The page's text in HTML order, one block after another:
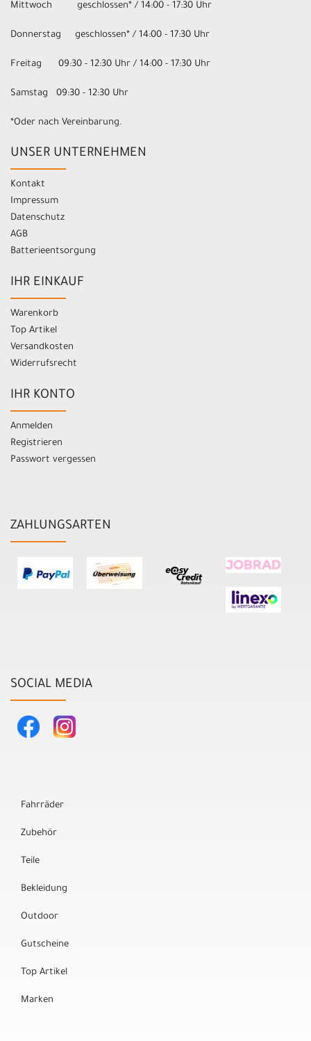
Mittwoch geschlossen* / 14:00 - 17:30 Uhr
Donnerstag geschlossen* / 14:00 - 17:30 Uhr
Freitag 09:30 - 12:30 Uhr / 14:00 - 17:30 Uhr
Samstag 09:30 - 12:30 Uhr
*Oder nach Vereinbarung.
UNSER UNTERNEHMEN
Kontakt
Impressum
Datenschutz
AGB
Batterieentsorgung
IHR EINKAUF
Warenkorb
Top Artikel
Versandkosten
Widerrufsrecht
IHR KONTO
Anmelden
Registrieren
Passwort vergessen
ZAHLUNGSARTEN
SOCIAL MEDIA
Fahrräder
Zubehör
Teile
Bekleidung
Outdoor
Gutscheine
Top Artikel
Marken